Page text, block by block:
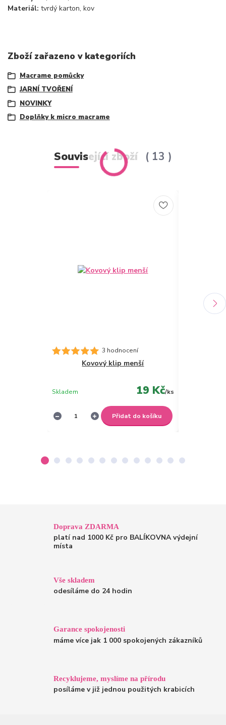
Materiál: tvrdý karton, kov
Zboží zařazeno v kategoriích
Macrame pomůcky
JARNÍ TVOŘENÍ
NOVINKY
Doplňky k micro macrame
Související zboží 13
3 hodnocení
Kovový klip menší
19 Kč/ks
Skladem
Přidat do košíku
Doprava ZDARMA
platí nad 1000 Kč pro BALÍKOVNA výdejní
místa
Vše skladem
odesíláme do 24 hodin
Garance spokojenosti
máme více jak 1 000 spokojených zákazníků
Recyklujeme, myslíme na přírodu
posíláme v již jednou použitých krabicích